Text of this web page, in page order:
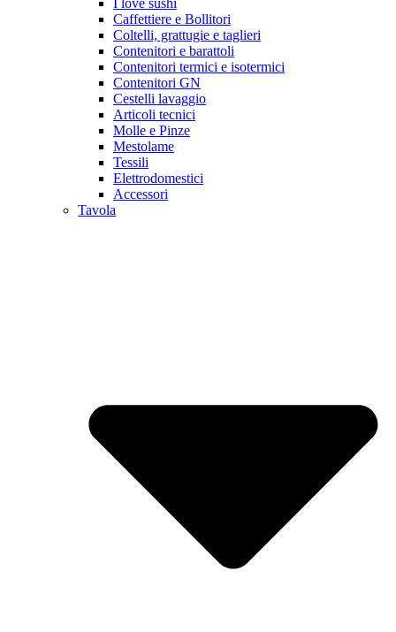
Caffettiere e Bollitori
Coltelli, grattugie e taglieri
Contenitori e barattoli
Contenitori termici e isotermici
Contenitori GN
Cestelli lavaggio
Articoli tecnici
Molle e Pinze
Mestolame
Tessili
Elettrodomestici
Accessori
Tavola